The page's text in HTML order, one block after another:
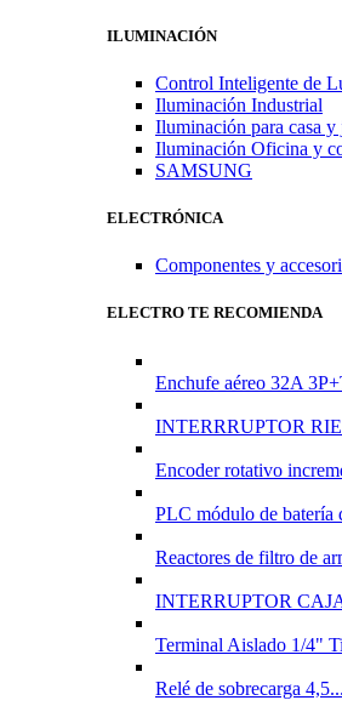
ILUMINACIÓN
Control Inteligente de
Iluminación Industrial
Iluminación para casa y
Iluminación Oficina y
SAMSUNG
ELECTRÓNICA
Componentes y
ELECTRO TE RECOMIENDA
Enchufe aéreo 32A
INTERRRUPTOR
Encoder rotativo
PLC módulo de
Reactores de filtro de
INTERRUPTOR
Terminal Aislado 1/4"
Relé de sobrecarga